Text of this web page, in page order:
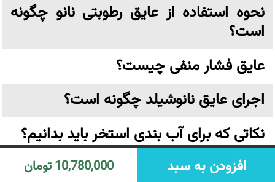
10,780,000 تومان افزودن به سبد
نحوه استفاده از عایق رطوبتی نانو چگونه
است؟
عایق فشار منفی چیست؟
اجرای عایق نانوشیلد چگونه است؟
نکاتی که برای آب بندی استخر باید بدانیم؟
چگونه سرویس بهداشتی را آب بندی کنیم؟